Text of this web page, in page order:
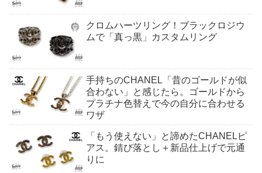
クロムハーツリング！ブラックロジウ
ムで「真っ黒」カスタムリング
手持ちのCHANEL「昔のゴールドが似
合わない」と感じたら。ゴールドから
プラチナ色替えで今の自分に合わせる
ワザ
「もう使えない」と諦めたCHANELピ
アス。錆び落とし＋新品仕上げで元通
りに